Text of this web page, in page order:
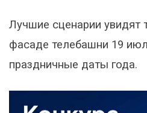
Лучшие сценарии увидят
фасаде телебашни 19
праздничные даты года.